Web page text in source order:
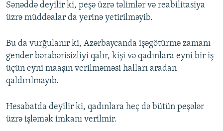
Sənəddə deyilir ki, peşə üzrə təlimlər və reabilitasiya
üzrə müddəalar da yerinə yetirilməyib.
Bu da vurğulanır ki, Azərbaycanda işəgötürmə zamanı
gender bərabərisizliyi qalır, kişi və qadınlara eyni bir iş
üçün eyni maaşın verilməməsi halları aradan
qaldırılmayıb.
Hesabatda deyilir ki, qadınlara heç də bütün peşələr
üzrə işləmək imkanı verilmir.